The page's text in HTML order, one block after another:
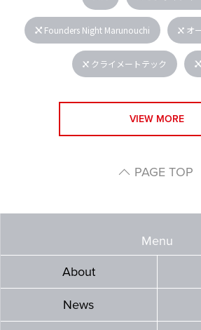
Founders Night Marunouchi オ
クライメートテック
VIEW MORE
PAGE TOP
Menu
About
News